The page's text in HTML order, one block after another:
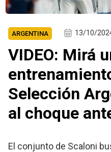
ARGENTINA 13/10/
VIDEO: Mirá
Selección
al choque
El conjunto de Scaloni